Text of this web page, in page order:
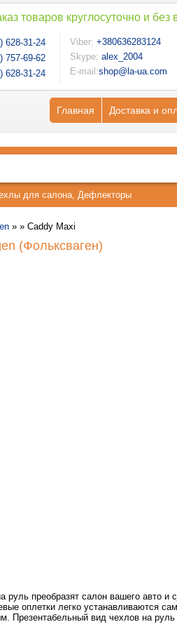
товаров круглосуточно и
628-31-24
757-69-62
628-31-24
Viber: +380636283124
Skype: alex_2004
E-mail:shop@la-ua.com
Главная Доставка и
для салона, Дефлекторы
» » Caddy Maxi
(Фольксваген)
руль преобразят салон вашего авто
оплетки легко устанавливаются
Презентабельный вид чехлов на